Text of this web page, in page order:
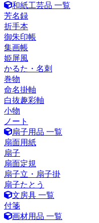
和紙工芸品 一覧
芳名録
折手本
御朱印帳
集画帳
姫屏風
かるた・名刺
巻物
命名掛軸
白抜趣彩軸
小物
ノート
扇子用品 一覧
扇面用紙
扇子
扇面定規
扇子立・扇子掛
扇子たとう
文房具 一覧
付箋
画材用品 一覧